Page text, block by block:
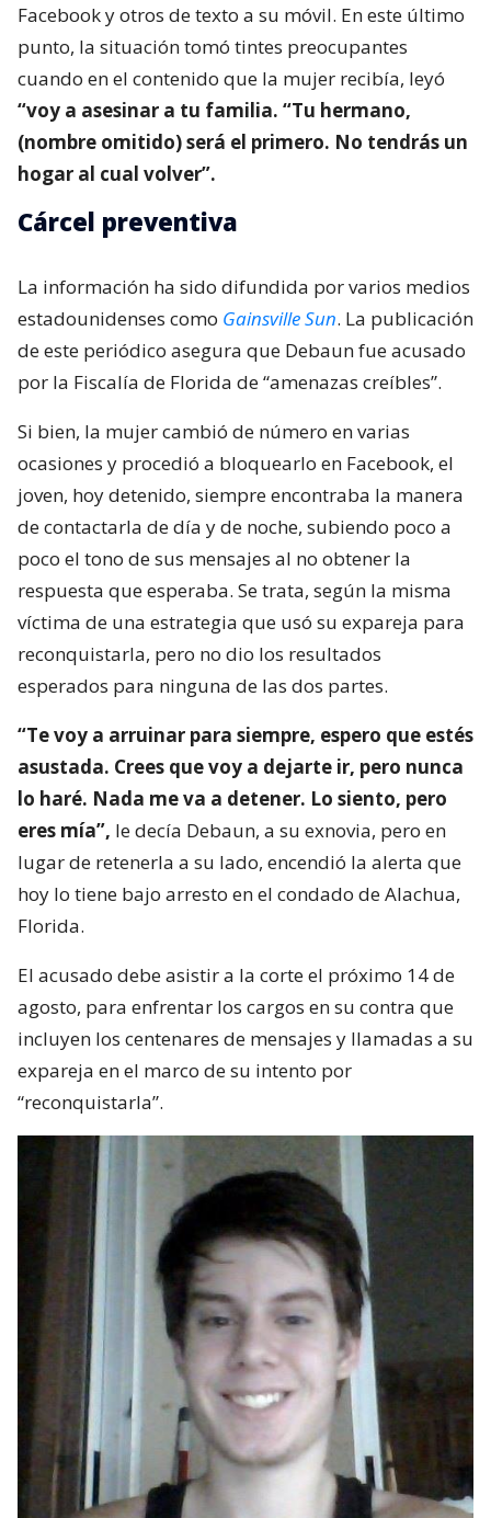
Facebook y otros de texto a su móvil. En este último
punto, la situación tomó tintes preocupantes
cuando en el contenido que la mujer recibía, leyó
“voy a asesinar a tu familia. “Tu hermano,
(nombre omitido) será el primero. No tendrás un
hogar al cual volver”.
Cárcel preventiva
La información ha sido difundida por varios medios
estadounidenses como Gainsville Sun. La publicación
de este periódico asegura que Debaun fue acusado
por la Fiscalía de Florida de “amenazas creíbles”.
Si bien, la mujer cambió de número en varias
ocasiones y procedió a bloquearlo en Facebook, el
joven, hoy detenido, siempre encontraba la manera
de contactarla de día y de noche, subiendo poco a
poco el tono de sus mensajes al no obtener la
respuesta que esperaba. Se trata, según la misma
víctima de una estrategia que usó su expareja para
reconquistarla, pero no dio los resultados
esperados para ninguna de las dos partes.
“Te voy a arruinar para siempre, espero que estés
asustada. Crees que voy a dejarte ir, pero nunca
lo haré. Nada me va a detener. Lo siento, pero
eres mía”, le decía Debaun, a su exnovia, pero en
lugar de retenerla a su lado, encendió la alerta que
hoy lo tiene bajo arresto en el condado de Alachua,
Florida.
El acusado debe asistir a la corte el próximo 14 de
agosto, para enfrentar los cargos en su contra que
incluyen los centenares de mensajes y llamadas a su
expareja en el marco de su intento por
“reconquistarla”.